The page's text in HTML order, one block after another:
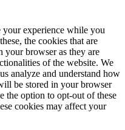
your experience while you
the cookies that are
your browser as they are
of the website. We
analyze and understand how
be stored in your browser
the option to opt-out of these
cookies may affect your